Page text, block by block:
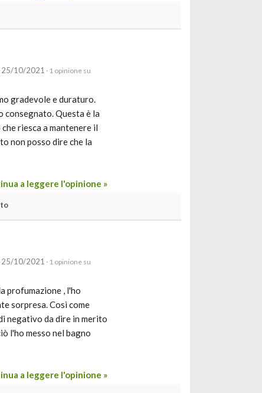
25/10/2021 · 1 opinione su
gradevole e duraturo.
consegnato. Questa è la
riesca a mantenere il
non posso dire che la
a leggere l'opinione »
25/10/2021 · 1 opinione su
profumazione , l'ho
sorpresa. Così come
negativo da dire in merito
l'ho messo nel bagno
a leggere l'opinione »